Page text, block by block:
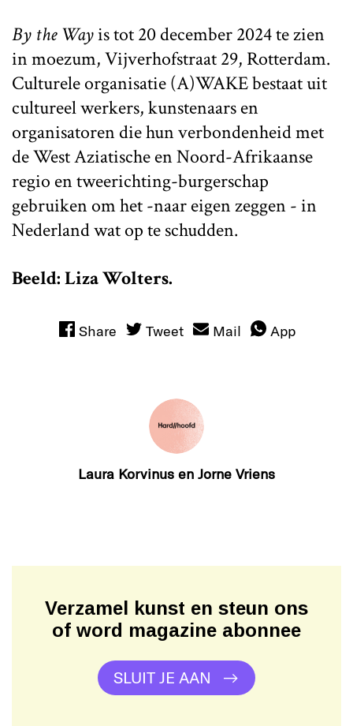
By the Wayis tot 20 december 2024 te zien
in moezum, Vijverhofstraat 29, Rotterdam.
Culturele organisatie (A)WAKE bestaat uit
cultureel werkers, kunstenaars en
organisatoren die hun verbondenheid met
de West Aziatische en Noord-Afrikaanse
regio en tweerichting-burgerschap
gebruiken om het -naar eigen zeggen - in
Nederland wat op te schudden.
Beeld: Liza Wolters.
Share Tweet Mail App
Laura Korvinus en Jorne Vriens
Verzamel kunst en steun ons
of word magazine abonnee
SLUIT JE AAN